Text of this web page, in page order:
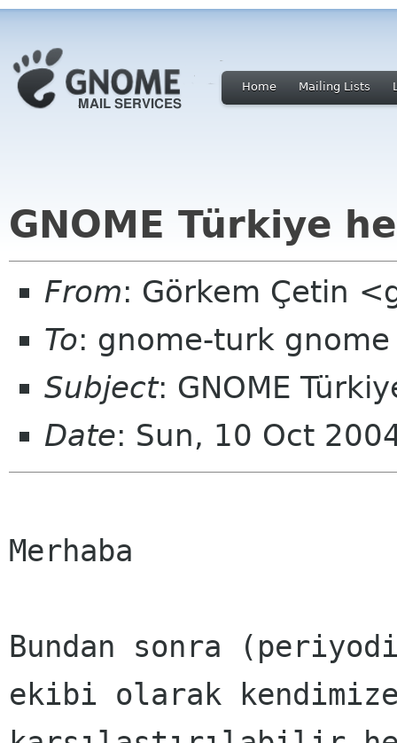
Home Mailing Lists
GNOME Türkiye
From: Görkem Çetin
To: gnome-turk
Subject: GNOME
Date: Sun, 10 Oct
Merhaba
Bundan sonra
ekibi olarak